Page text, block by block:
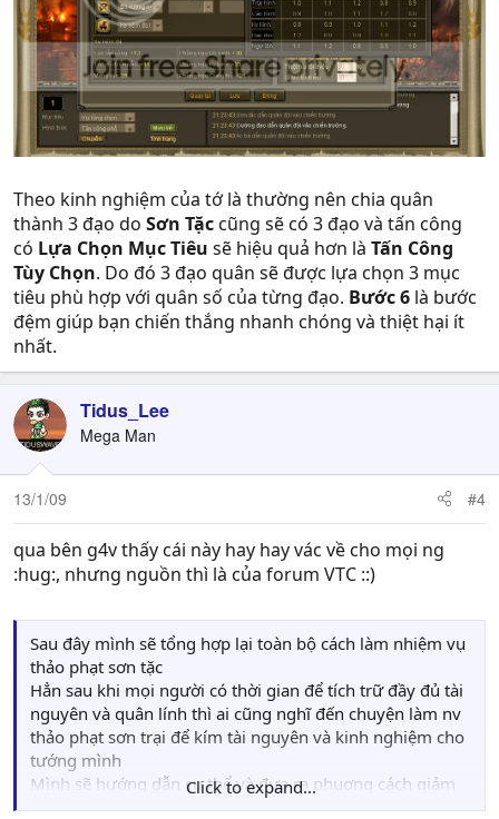
Theo kinh nghiệm của tớ là thường nên chia quân
thành 3 đạo do Sơn Tặccũng sẽ có 3 đạo và tấn công
có Lựa Chọn Mục Tiêu sẽ hiệu quả hơn là Tấn Công
Tùy Chọn. Do đó 3 đạo quân sẽ được lựa chọn 3 mục
tiêu phù hợp với quân số của từng đạo. Bước 6 là bước
đệm giúp bạn chiến thắng nhanh chóng và thiệt hại ít
nhất.
Tidus_Lee
Mega Man
13/1/09 #4
qua bên g4v thấy cái này hay hay vác về cho mọi ng
:hug:, nhưng nguồn thì là của forum VTC ::)
Sau đây mình sẽ tổng hợp lại toàn bộ cách làm nhiệm vụ
thảo phạt sơn tặc
Hẳn sau khi mọi người có thời gian để tích trữ đầy đủ tài
nguyên và quân lính thì ai cũng nghĩ đến chuyện làm nv
thảo phạt sơn trại để kím tài nguyên và kinh nghiệm cho
tướng mình
Mình sẽ hướng dẫn cụ thể và đưa ra phuơng cách giảm
tối thiểu mọi thiệt hại cho quân mình khi tham gia nv
Click to expand...